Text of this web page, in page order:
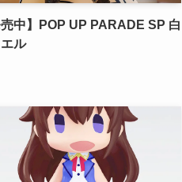
売中】POP UP PARADE SP 白
ル